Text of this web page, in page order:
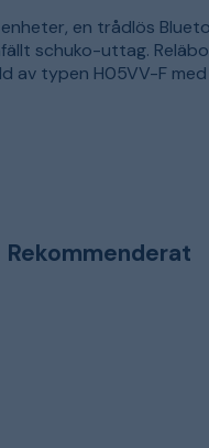
enheter, en trådlös
schuko-uttag.
av typen H05VV-F
Rekommenderat